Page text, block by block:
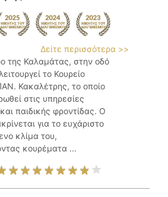
Δείτε περισσότερα >>
της Καλαμάτας, στην οδό
το Κουρείο
Κακαλέτρης, το οποίο
στις υπηρεσίες
παιδικής φροντίδας. Ο
για το ευχάριστο
κλίμα του,
κουρέματα ...